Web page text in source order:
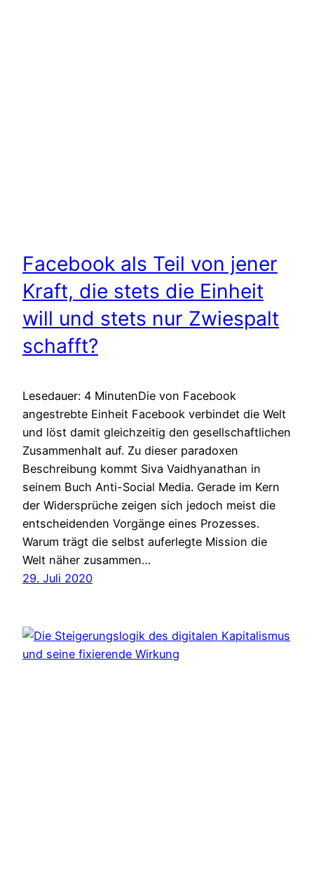
Facebook als Teil von jener
Kraft, die stets die Einheit
will und stets nur Zwiespalt
schafft?
Lesedauer: 4 MinutenDie von Facebook
angestrebte Einheit Facebook verbindet die Welt
und löst damit gleichzeitig den gesellschaftlichen
Zusammenhalt auf. Zu dieser paradoxen
Beschreibung kommt Siva Vaidhyanathan in
seinem Buch Anti-Social Media. Gerade im Kern
der Widersprüche zeigen sich jedoch meist die
entscheidenden Vorgänge eines Prozesses.
Warum trägt die selbst auferlegte Mission die
Welt näher zusammen…
29. Juli 2020